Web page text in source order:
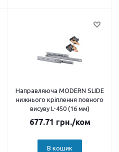
Направляюча MODERN SLIDE
нижнього кріплення повного
висуву L-450 (16 мм)
677.71 грн./ком
В кошик